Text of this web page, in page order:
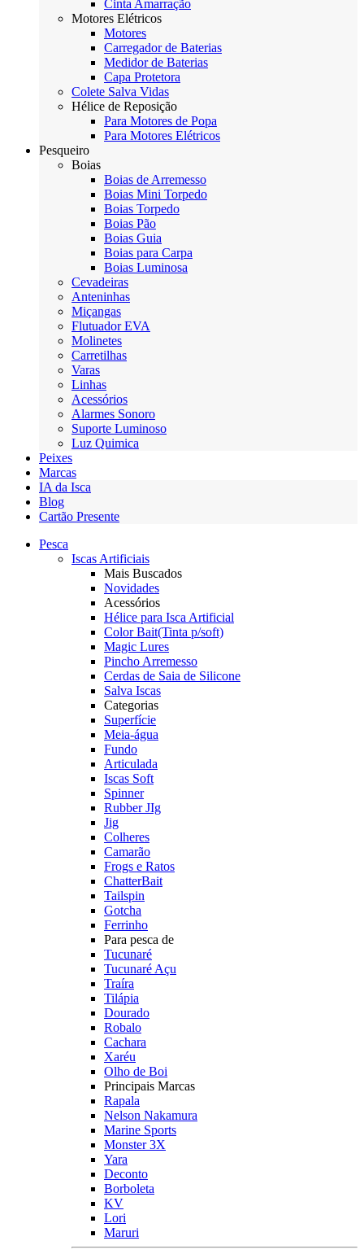
Cinta Amarração
Motores Elétricos
Motores
Carregador de Baterias
Medidor de Baterias
Capa Protetora
Colete Salva Vidas
Hélice de Reposição
Para Motores de Popa
Para Motores Elétricos
Pesqueiro
Boias
Boias de Arremesso
Boias Mini Torpedo
Boias Torpedo
Boias Pão
Boias Guia
Boias para Carpa
Boias Luminosa
Cevadeiras
Anteninhas
Miçangas
Flutuador EVA
Molinetes
Carretilhas
Varas
Linhas
Acessórios
Alarmes Sonoro
Suporte Luminoso
Luz Quimica
Peixes
Marcas
IA da Isca
Blog
Cartão Presente
Pesca
Iscas Artificiais
Mais Buscados
Novidades
Acessórios
Hélice para Isca Artificial
Color Bait(Tinta p/soft)
Magic Lures
Pincho Arremesso
Cerdas de Saia de Silicone
Salva Iscas
Categorias
Superfície
Meia-água
Fundo
Articulada
Iscas Soft
Spinner
Rubber JIg
Jig
Colheres
Camarão
Frogs e Ratos
ChatterBait
Tailspin
Gotcha
Ferrinho
Para pesca de
Tucunaré
Tucunaré Açu
Traíra
Tilápia
Dourado
Robalo
Cachara
Xaréu
Olho de Boi
Principais Marcas
Rapala
Nelson Nakamura
Marine Sports
Monster 3X
Yara
Deconto
Borboleta
KV
Lori
Maruri